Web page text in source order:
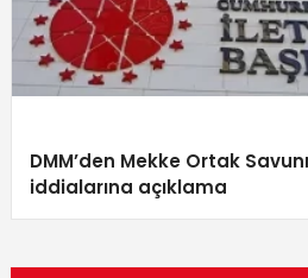
DMM’den Mekke Ortak
iddialarına açıklama